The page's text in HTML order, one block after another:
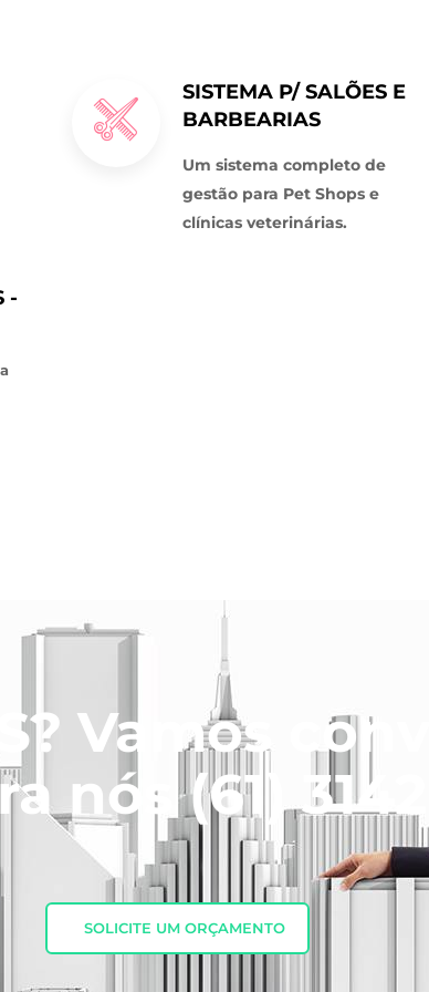
SISTEMA P/ SALÕES E
BARBEARIAS
Um sistema completo de
gestão para Pet Shops e
clínicas veterinárias.
-
Vamos
nós(61)
SOLICITE UM ORÇAMENTO